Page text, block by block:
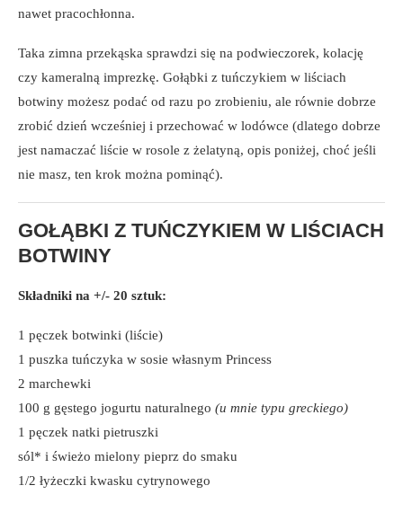
nawet pracochłonna.
Taka zimna przekąska sprawdzi się na podwieczorek, kolację
czy kameralną imprezkę. Gołąbki z tuńczykiem w liściach
botwiny możesz podać od razu po zrobieniu, ale równie dobrze
zrobić dzień wcześniej i przechować w lodówce (dlatego dobrze
jest namaczać liście w rosole z żelatyną, opis poniżej, choć jeśli
nie masz, ten krok można pominąć).
GOŁĄBKI Z TUŃCZYKIEM W LIŚCIACH
BOTWINY
Składniki na +/- 20 sztuk:
1 pęczek botwinki (liście)
1 puszka tuńczyka w sosie własnym Princess
2 marchewki
100 g gęstego jogurtu naturalnego (u mnie typu greckiego)
1 pęczek natki pietruszki
sól* i świeżo mielony pieprz do smaku
1/2 łyżeczki kwasku cytrynowego